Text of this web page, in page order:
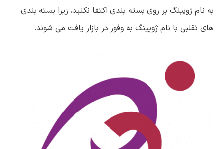
به نام ژوپینگ بر روی بسته بندی اکتفا نکنید، زیرا بسته بندی
های تقلبی با نام ژوپینگ به وفور در بازار یافت می شوند.